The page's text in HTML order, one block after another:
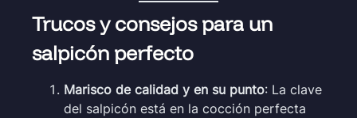
Trucos y consejos para un
salpicón perfecto
Marisco de calidad y en su punto: La clave
del salpicón está en la cocción perfecta